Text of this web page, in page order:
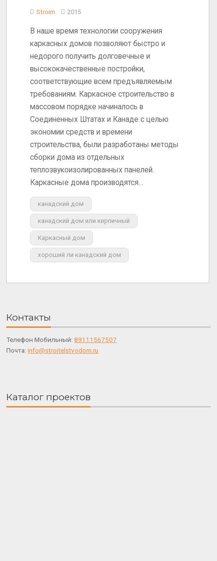
Stroim 2015
В наше время технологии сооружения
каркасных домов позволяют быстро и
недорого получить долговечные и
высококачественные постройки,
соответствующие всем предъявляемым
требованиям. Каркасное строительство в
массовом порядке начиналось в
Соединенных Штатах и Канаде с целью
экономии средств и времени
строительства, были разработаны методы
сборки дома из отдельных
теплозвукоизолированных панелей.
Каркасные дома производятся…
канадский дом
канадский дом или кирпичный
Каркасный дом
хороший ли канадский дом
Контакты
Телефон Мобильный:89111567507
Почта:info@stroitelstvodom.ru
Каталог проектов